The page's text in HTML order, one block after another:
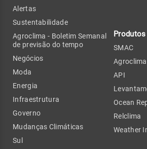
Alertas
Sustentabilidade
Agroclima - Boletim Semanal
de previsão do tempo
Negócios
Moda
Energia
Infraestrutura
Governo
Mudanças Climáticas
Sul
Produtos
SMAC
Agroclima
API
Ocean
Relclima
Weather